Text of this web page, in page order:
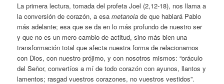
La primera lectura, tomada del profeta Joel (2,12-18), nos llama a
la conversión de corazón, a esametanoia de que hablará Pablo
más adelante; esa que se da en lo más profundo de nuestro ser
y que no es un mero cambio de actitud, sino más bien una
transformación total que afecta nuestra forma de relacionarnos
con Dios, con nuestro prójimo, y con nosotros mismos: “oráculo
del Señor, convertíos a mí de todo corazón con ayunos, llantos y
lamentos; rasgad vuestros corazones, no vuestros vestidos”.